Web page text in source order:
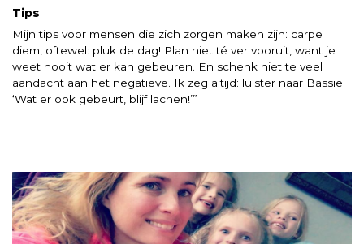
Tips
Mijn tips voor mensen die zich zorgen maken zijn: carpe
diem, oftewel: pluk de dag! Plan niet té ver vooruit, want je
weet nooit wat er kan gebeuren. En schenk niet te veel
aandacht aan het negatieve. Ik zeg altijd: luister naar Bassie:
‘Wat er ook gebeurt, blijf lachen!’”